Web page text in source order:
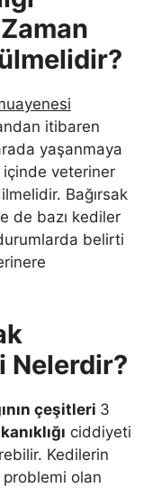
itibaren
yaşanmaya
içinde veteriner
Bağırsak
de bazı kediler
belirti
Nelerdir?
çeşitleri 3
ciddiyeti
Kedilerin
problemi olan